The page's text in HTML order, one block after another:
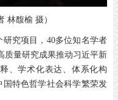
林馥榆 摄）
研究项目， 40多位知名学者
质量研究成果推动习近平新
、学术化表达、体系化构
特色哲学社会科学繁荣发